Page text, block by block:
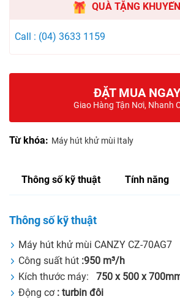
QUÀ TẶNG
Call : (04) 3633 1159
ĐẶT MUA NGAY
Giao Hàng Tận Nơi, Nhanh
Từ khóa: Máy hút khử mùi Italy
Thông số kỹ thuật Tính năng
Thông số kỹ thuật
Máy hút khử mùi CANZY CZ-70AG7
Công suất hút :950 m³/h
Kích thước máy: 750 x 500 x
Động cơ: turbin đôi